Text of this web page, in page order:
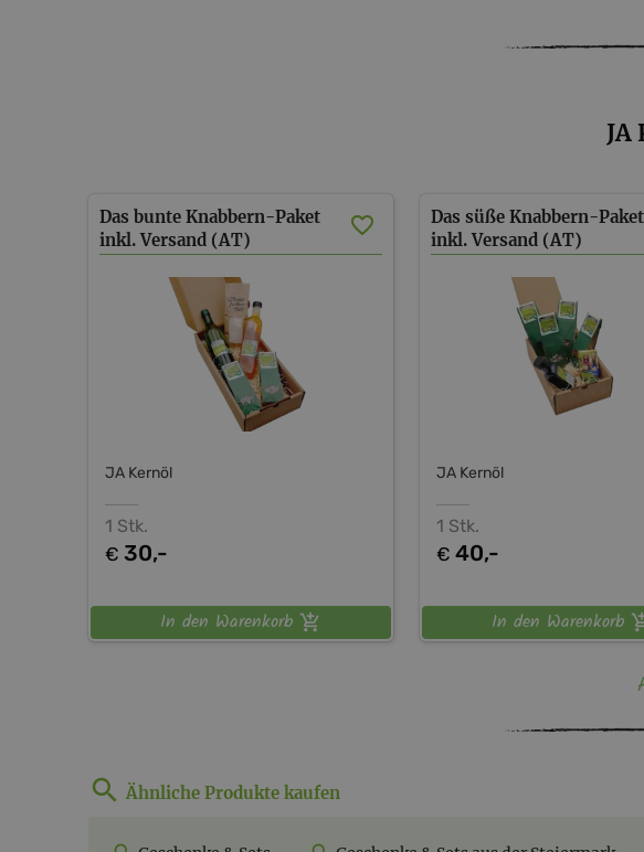
Das bunte Knabbern-Paket
inkl. Versand (AT)
JA Kernöl
1 Stk.
€ 30,-
In den Warenkorb
Das süße Knabbern-Paket
inkl. Versand (AT)
JA Kernöl
1 Stk.
€ 40,-
In den Warenkorb
Ähnliche Produkte kaufen